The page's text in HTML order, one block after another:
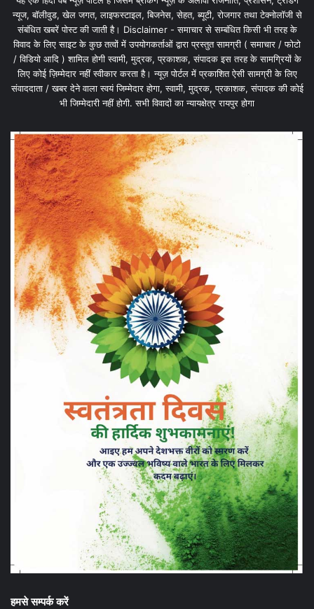
न्यूज, बॉलीवुड, खेल जगत, लाइफस्टाइल, बिजनेस, सेहत, ब्यूटी, रोजगार तथा टेक्नोलॉजी से
संबंधित खबरें पोस्ट की जाती है। Disclaimer - समाचार से सम्बंधित किसी भी तरह के
विवाद के लिए साइट के कुछ तत्वों में उपयोगकर्ताओं द्वारा प्रस्तुत सामग्री ( समाचार / फोटो
/ विडियो आदि ) शामिल होगी स्वामी, मुद्रक, प्रकाशक, संपादक इस तरह के सामग्रियों के
लिए कोई ज़िम्मेदार नहीं स्वीकार करता है। न्यूज़ पोर्टल में प्रकाशित ऐसी सामग्री के लिए
संवाददाता / खबर देने वाला स्वयं जिम्मेदार होगा, स्वामी, मुद्रक, प्रकाशक, संपादक की कोई
भी जिम्मेदारी नहीं होगी. सभी विवादों का न्यायक्षेत्र रायपुर होगा
हमसे सम्पर्क करें